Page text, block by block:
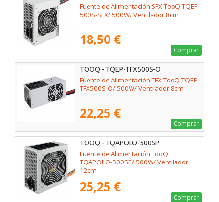
Fuente de Alimentación SFX TooQ TQEP-
500S-SFX/ 500W/ Ventilador 8cm
18,50 €
Comprar
TOOQ - TQEP-TFX500S-O
Fuente de Alimentación TFX TooQ TQEP-
TFX500S-O/ 500W/ Ventilador 8cm
22,25 €
Comprar
TOOQ - TQAPOLO-500SP
Fuente de Alimentación TooQ
TQAPOLO-500SP/ 500W/ Ventilador
12cm
25,25 €
Comprar